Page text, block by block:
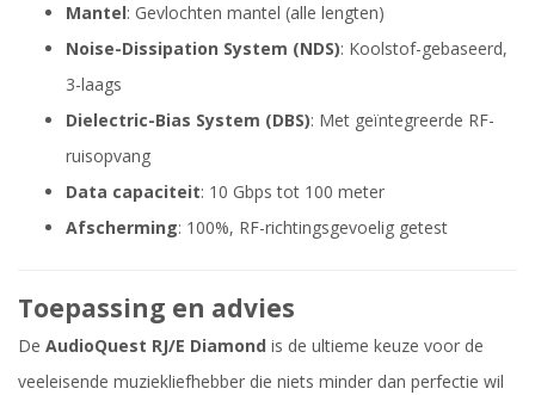
Mantel: Gevlochten mantel (alle lengten)
Noise-Dissipation System (NDS): Koolstof-gebaseerd,
3-laags
Dielectric-Bias System (DBS): Met geïntegreerde RF-
ruisopvang
Data capaciteit: 10 Gbps tot 100 meter
Afscherming: 100%, RF-richtingsgevoelig getest
Toepassing en advies
De AudioQuest RJ/E Diamond is de ultieme keuze voor de
veeleisende muziekliefhebber die niets minder dan perfectie wil